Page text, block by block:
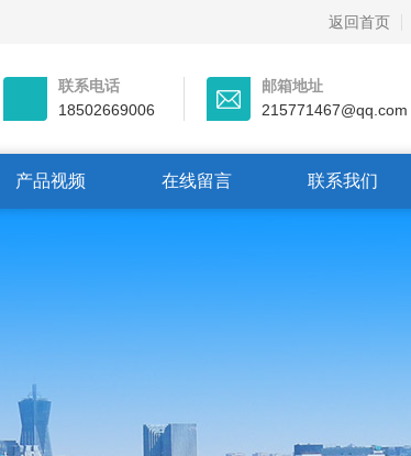
返回首页
联系电话
18502669006
邮箱地址
215771467@qq.com
产品视频 在线留言 联系我们